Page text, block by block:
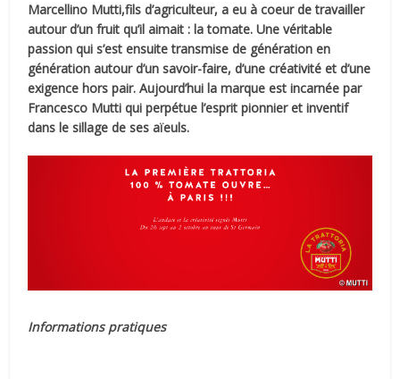
Marcellino Mutti,fils d’agriculteur, a eu à coeur de travailler
autour d’un fruit qu’il aimait : la tomate. Une véritable
passion qui s’est ensuite transmise de génération en
génération autour d’un savoir-faire, d’une créativité et d’une
exigence hors pair. Aujourd’hui la marque est incarnée par
Francesco Mutti qui perpétue l’esprit pionnier et inventif
dans le sillage de ses aïeuls.
Informations pratiques